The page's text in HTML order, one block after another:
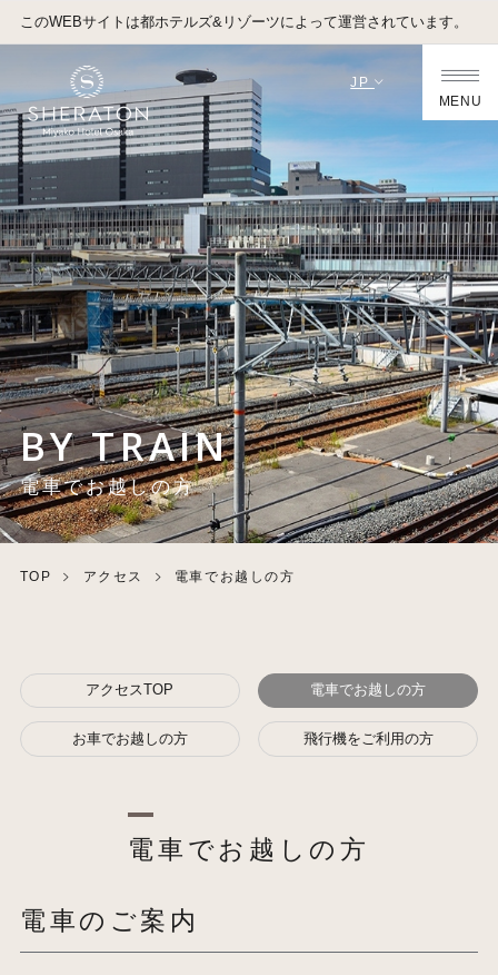
JP
MENU
BY TRAIN
電車でお越しの方
このWEBサイトは都ホテルズ&リゾーツによって運営されています。
TOP アクセス 電車でお越しの方
アクセスTOP 電車でお越しの方
お車でお越しの方 飛行機をご利用の方
電車でお越しの方
電車のご案内